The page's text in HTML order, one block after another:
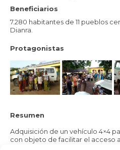
Beneficiarios
7.280 habitantes de 11 pueblos
Dianra.
Protagonistas
Resumen
Adquisición de un vehículo 4×4
con objeto de facilitar el acceso